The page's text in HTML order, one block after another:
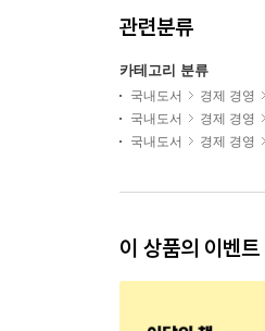
관련분류
카테고리 분류
국내도서 경제 경영
국내도서
경제 경영
국내도서
경제 경영
이 상품의 이벤트